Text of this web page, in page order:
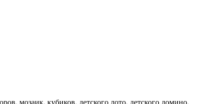
мозаик, кубиков, детского лото, детского домино,